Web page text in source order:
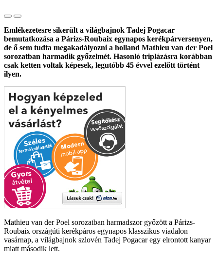
Emlékezetesre sikerült a világbajnok Tadej Pogacar
bemutatkozása a Párizs-Roubaix egynapos kerékpárversenyen,
de ő sem tudta megakadályozni a holland Mathieu van der Poel
sorozatban harmadik győzelmét. Hasonló triplázásra korábban
csak ketten voltak képesek, legutóbb 45 évvel ezelőtt történt
ilyen.
Mathieu van der Poel sorozatban harmadszor győzött a Párizs-
Roubaix országúti kerékpáros egynapos klasszikus viadalon
vasárnap, a világbajnok szlovén Tadej Pogacar egy elrontott kanyar
miatt második lett.